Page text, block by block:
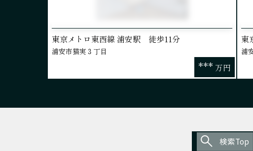
東京メトロ東西線 浦安駅 徒歩11分
浦安市猫実３丁目
*** 万円
東
浦
検索Top